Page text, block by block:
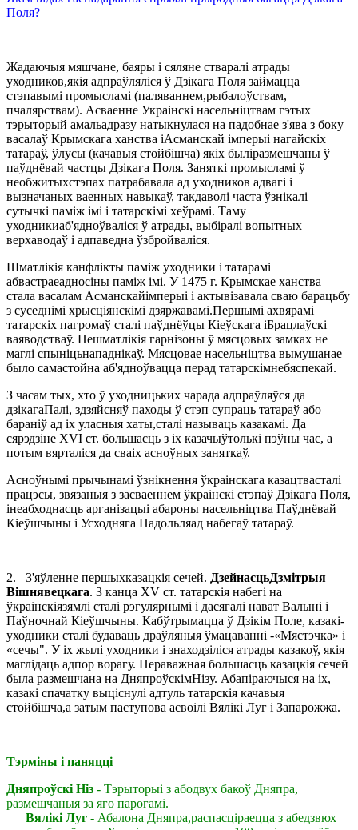
Поля?
Жадаючыя мяшчане, баяры і сяляне стваралі атрады
уходников,якія адпраўляліся ў Дзікага Поля займацца
стэпавымі промысламі (паляваннем,рыбалоўствам,
пчалярствам). Асваенне Украінскі насельніцтвам гэтых
тэрыторый амальадразу натыкнулася на падобнае з'ява з боку
васалаў Крымскага ханства іАсманскай імперыі нагайскіх
татараў, ўлусы (качавыя стойбішча) якіх быліразмешчаны ў
паўднёвай частцы Дзікага Поля. Заняткі промысламі ў
необжитыхстэпах патрабавала ад уходников адвагі і
вызначаных ваенных навыкаў, такдаволі часта ўзнікалі
сутычкі паміж імі і татарскімі хеўрамі. Таму
уходникиаб'ядноўваліся ў атрады, выбіралі вопытных
верхаводаў і адпаведна ўзбройваліся.
Шматлікія канфлікты паміж уходники і татарамі
абвастраеадносіны паміж імі. У 1475 г. Крымскае ханства
стала васалам Асманскайімперыі і актывізавала сваю барацьбу
з суседнімі хрысціянскімі дзяржавамі.Першымі ахвярамі
татарскіх пагромаў сталі паўднёўцы Кіеўскага іБрацлаўскі
ваяводстваў. Нешматлікія гарнізоны ў мясцовых замках не
маглі спыніцьнападнікаў. Мясцовае насельніцтва вымушанае
было самастойна аб'ядноўвацца перад татарскімнебяспекай.
З часам тых, хто ў уходницьких чарада адпраўляўся да
дзікагаПалі, здзяйсняў паходы ў стэп супраць татараў або
бараніў ад іх уласныя хаты,сталі называць казакамі. Да
сярэдзіне XVI ст. большасць з іх казачыўтолькі пэўны час, а
потым вярталіся да сваіх асноўных заняткаў.
Асноўнымі прычынамі ўзнікнення ўкраінскага казацтвасталі
працэсы, звязаныя з засваеннем ўкраінскі стэпаў Дзікага Поля,
інеабходнасць арганізацыі абароны насельніцтва Паўднёвай
Кіеўшчыны і Усходняга Падольляад набегаў татараў.
2. З'яўленне першыхказацкія сечей. ДзейнасцьДзмітрыя
Вішнявецкага. З канца XV ст. татарскія набегі на
ўкраінскіязямлі сталі рэгулярнымі і дасягалі нават Валыні і
Паўночнай Кіеўшчыны. Кабўтрымацца ў Дзікім Поле, казакі-
уходники сталі будаваць драўляныя ўмацаванні -«Мястэчка» і
«сечы". У іх жылі уходники і знаходзіліся атрады казакоў, якія
маглідаць адпор ворагу. Пераважная большасць казацкія сечей
была размешчана на ДняпроўскімНізу. Абапіраючыся на іх,
казакі спачатку выціснулі адтуль татарскія качавыя
стойбішча,а затым паступова асвоілі Вялікі Луг і Запарожжа.
Тэрміны і паняцці
Дняпроўскі Ніз - Тэрыторыі з абодвух бакоў Дняпра,
размешчаныя за яго парогамі.
Вялікі Луг - Абалона Дняпра,распасціраецца з абедзвюх